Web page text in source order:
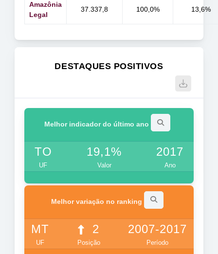
Amazônia
Legal
37.337,8 100,0% 13,6%
DESTAQUES POSITIVOS
Melhor indicador do último ano
TO
UF
19,1%
Valor
2017
Ano
Melhor variação no ranking
MT
UF
2
Posição
2007-2017
Período